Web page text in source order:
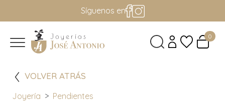
Síguenos en
0
VOLVER ATRÁS
Joyería
Pendientes